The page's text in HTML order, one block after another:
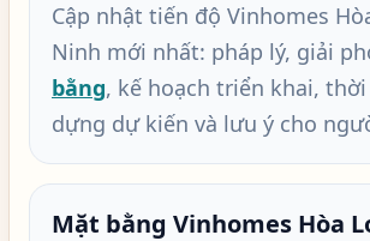
Cập nhật tiến độ Vinhomes
Ninh mới nhất: pháp lý, giải
bằng, kế hoạch triển khai,
dựng dự kiến và lưu ý cho
Mặt bằng Vinhomes Hòa